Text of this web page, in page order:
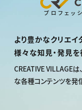
プロフェッ
より豊かなクリエイ
様々な知見・発見を
CREATIVE VILLAGEは、
な各種コンテンツを発